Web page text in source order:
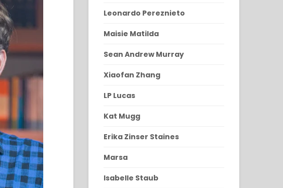
Leonardo Pereznieto
Maisie Matilda
Sean Andrew Murray
Xiaofan Zhang
LP Lucas
Kat Mugg
Erika Zinser Staines
Marsa
Isabelle Staub